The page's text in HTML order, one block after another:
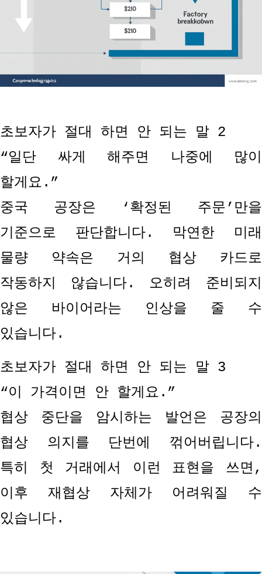
초보자가 절대 하면 안 되는 말 2
“일단 싸게 해주면 나중에 많이
할게요 .”
중국 공장은 ‘확정된 주문’ 만을
기준으로 판단합니다. 막연한 미래
물량 약속은 거의 협상 카드로
작동하지 않습니다. 오히려 준비되지
않은 바이어라는 인상을 줄 수
있습니다.
초보자가 절대 하면 안 되는 말 3
“이 가격이면 안 할게요 .”
협상 중단을 암시하는 발언은 공장의
협상 의지를 단번에 꺾어버립니다.
특히 첫 거래에서 이런 표현을 쓰면 ,
이후 재협상 자체가 어려워질 수
있습니다.